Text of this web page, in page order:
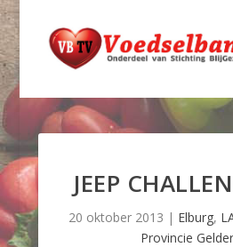
JEEP
20 oktober 2013 | Elburg,
Provincie